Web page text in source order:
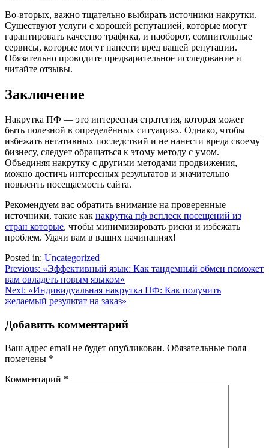
Во-вторых, важно тщательно выбирать источники накрутки.
Существуют услуги с хорошей репутацией, которые могут
гарантировать качество трафика, и наоборот, сомнительные
сервисы, которые могут нанести вред вашей репутации.
Обязательно проводите предварительное исследование и
читайте отзывы.
Заключение
Накрутка ПФ — это интересная стратегия, которая может
быть полезной в определённых ситуациях. Однако, чтобы
избежать негативных последствий и не нанести вреда своему
бизнесу, следует обращаться к этому методу с умом.
Объединяя накрутку с другими методами продвижения,
можно достичь интересных результатов и значительно
повысить посещаемость сайта.
Рекомендуем вас обратить внимание на проверенные
источники, такие как накрутка пф всплеск посещений из
стран которые, чтобы минимизировать риски и избежать
проблем. Удачи вам в ваших начинаниях!
Posted in: Uncategorized
Навигация
по
записям
Previous: «Эффективный язык: Как тандемный обмен поможет
вам овладеть новым языком»
Next: «Индивидуальная накрутка ПФ: Как получить
желаемый результат на заказ»
Добавить комментарий
Ваш адрес email не будет опубликован. Обязательные поля
помечены *
Комментарий *